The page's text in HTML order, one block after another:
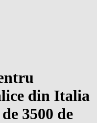
din Italia
3500 de